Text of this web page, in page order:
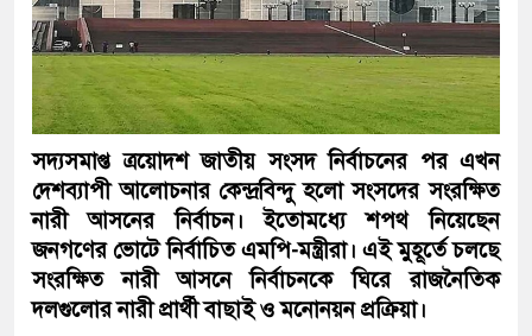
সদ্যসমাপ্ত ত্রয়োদশ জাতীয় সংসদ নির্বাচনের পর এখন
দেশব্যাপী আলোচনার কেন্দ্রবিন্দু হলো সংসদের সংরক্ষিত
নারী আসনের নির্বাচন। ইতোমধ্যে শপথ নিয়েছেন
জনগণের ভোটে নির্বাচিত এমপি-মন্ত্রীরা। এই মুহূর্তে চলছে
সংরক্ষিত নারী আসনে নির্বাচনকে ঘিরে রাজনৈতিক
দলগুলোর নারী প্রার্থী বাছাই ও মনোনয়ন প্রক্রিয়া।